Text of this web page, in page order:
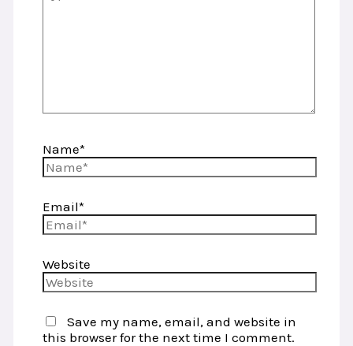
Name*
Email*
Website
Save my name, email, and website in
this browser for the next time I comment.